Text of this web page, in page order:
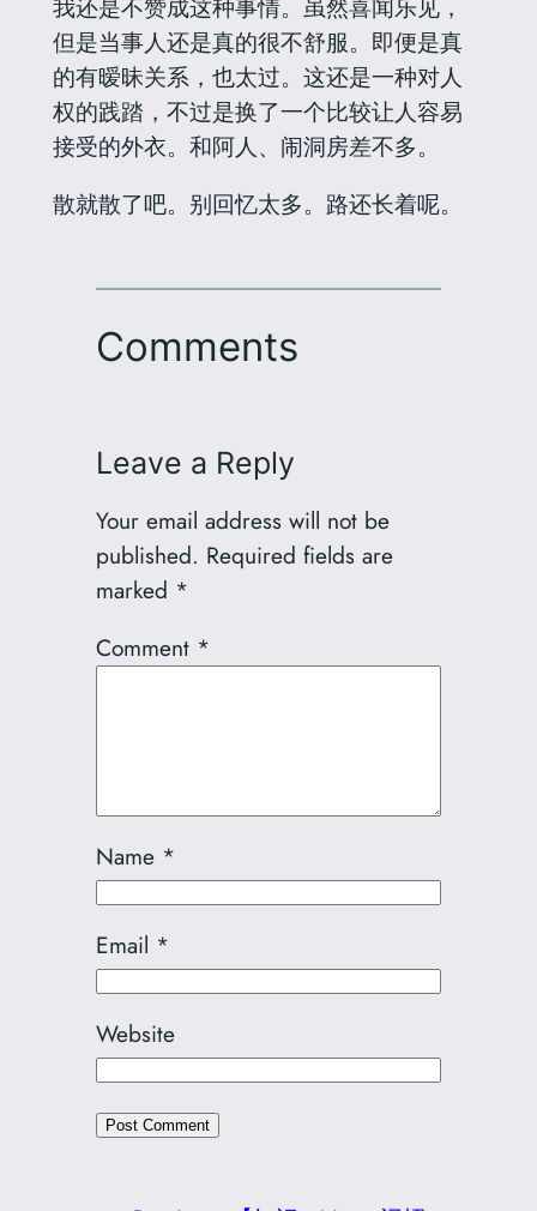
我还是不赞成这种事情。虽然喜闻乐见，
但是当事人还是真的很不舒服。即便是真
的有暧昧关系，也太过。这还是一种对人
权的践踏，不过是换了一个比较让人容易
接受的外衣。和阿人、闹洞房差不多。
散就散了吧。别回忆太多。路还长着呢。
Comments
Leave a Reply
Your email address will not be
published. Required fields are
marked *
Comment *
Name *
Email *
Website